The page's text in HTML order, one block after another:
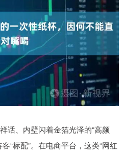
话、内壁闪着金箔光泽的“高颜
“标配”。在电商平台，这类“网红